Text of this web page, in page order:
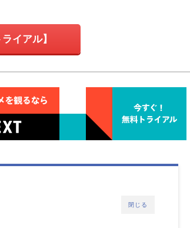
イアル】
閉じる